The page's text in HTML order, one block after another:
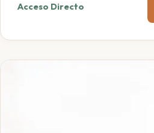
Acceso Directo